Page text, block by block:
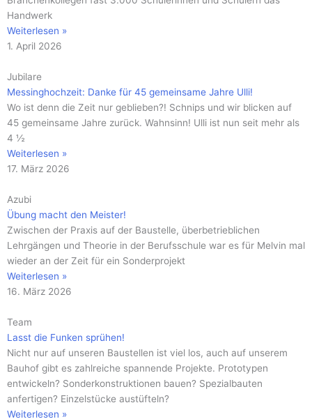
Handwerk
Weiterlesen »
1. April 2026
Jubilare
Messinghochzeit: Danke für 45 gemeinsame Jahre Ulli!
Wo ist denn die Zeit nur geblieben?! Schnips und wir blicken auf
45 gemeinsame Jahre zurück. Wahnsinn! Ulli ist nun seit mehr als
4 ½
Weiterlesen »
17. März 2026
Azubi
Übung macht den Meister!
Zwischen der Praxis auf der Baustelle, überbetrieblichen
Lehrgängen und Theorie in der Berufsschule war es für Melvin mal
wieder an der Zeit für ein Sonderprojekt
Weiterlesen »
16. März 2026
Team
Lasst die Funken sprühen!
Nicht nur auf unseren Baustellen ist viel los, auch auf unserem
Bauhof gibt es zahlreiche spannende Projekte. Prototypen
entwickeln? Sonderkonstruktionen bauen? Spezialbauten
anfertigen? Einzelstücke austüfteln?
Weiterlesen »